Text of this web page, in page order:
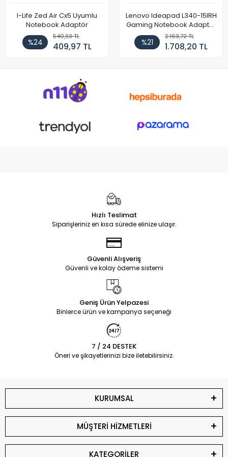
I-Life Zed Air Cx5 Uyumlu
Notebook Adaptör
%24
540,93 TL
409,97 TL
Lenovo Ideapad L340-15IRH
Gaming Notebook Adaptör
Cihazı Şarj Aleti (150W)
%21
2.163,72 TL
1.708,20 TL
Hızlı Teslimat
Siparişleriniz en kısa sürede elinize ulaşır.
Güvenli Alışveriş
Güvenli ve kolay ödeme sistemi
Geniş Ürün Yelpazesi
Binlerce ürün ve kampanya seçeneği
7 / 24 DESTEK
Öneri ve şikayetlerinizi bize iletebilirsiniz.
KURUMSAL
MÜŞTERİ HİZMETLERİ
KATEGORİLER